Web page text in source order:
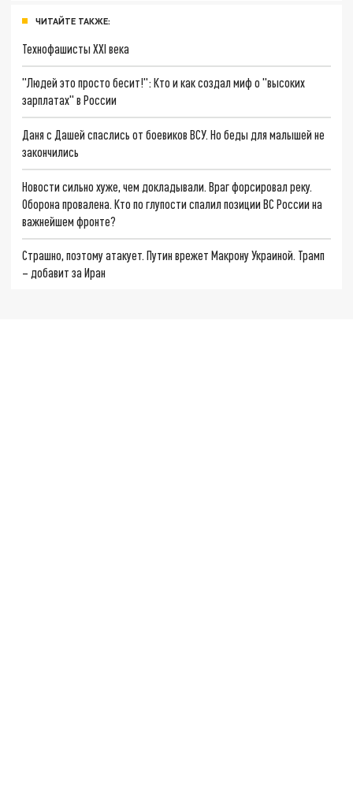
ЧИТАЙТЕ ТАКЖЕ:
Технофашисты XXI века
"Людей это просто бесит!": Кто и как создал миф о "высоких
зарплатах" в России
Даня с Дашей спаслись от боевиков ВСУ. Но беды для малышей не
закончились
Новости сильно хуже, чем докладывали. Враг форсировал реку.
Оборона провалена. Кто по глупости спалил позиции ВС России на
важнейшем фронте?
Страшно, поэтому атакует. Путин врежет Макрону Украиной. Трамп
– добавит за Иран